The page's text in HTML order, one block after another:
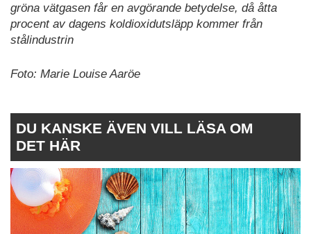
gröna vätgasen får en avgörande betydelse, då åtta
procent av dagens koldioxidutsläpp kommer från
stålindustrin
Foto: Marie Louise Aaröe
DU KANSKE ÄVEN VILL LÄSA OM
DET HÄR